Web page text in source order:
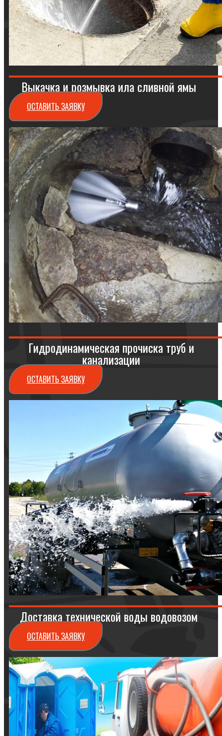
Выкачка и розмывка ила сливной ямы
ОСТАВИТЬ ЗАЯВКУ
Гидродинамическая прочиска труб и
канализации
ОСТАВИТЬ ЗАЯВКУ
Доставка технической воды водовозом
ОСТАВИТЬ ЗАЯВКУ